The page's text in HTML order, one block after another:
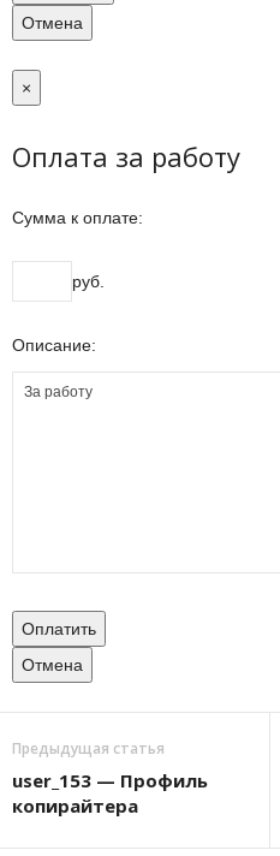
Отмена
×
Оплата за работу
Сумма к оплате:
руб.
Описание:
Оплатить
Отмена
Предыдущая статья
user_153 — Профиль
копирайтера